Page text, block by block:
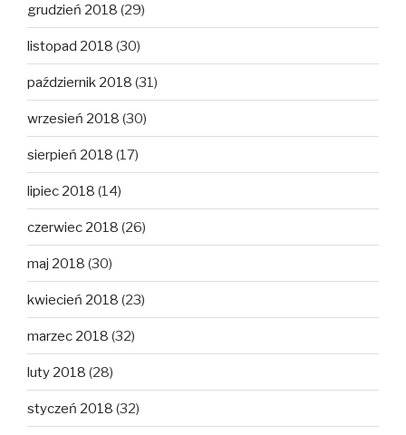
grudzień 2018 (29)
listopad 2018 (30)
październik 2018 (31)
wrzesień 2018 (30)
sierpień 2018 (17)
lipiec 2018 (14)
czerwiec 2018 (26)
maj 2018 (30)
kwiecień 2018 (23)
marzec 2018 (32)
luty 2018 (28)
styczeń 2018 (32)